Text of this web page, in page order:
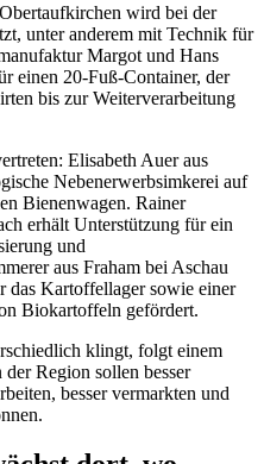
wird bei der
unter anderem mit Technik für
Margot und Hans
einen 20-Fuß-Container, der
bis zur Weiterverarbeitung
Elisabeth Auer aus
Nebenerwerbsimkerei auf
Bienenwagen. Rainer
erhält Unterstützung für ein
und
aus Fraham bei Aschau
das Kartoffellager sowie einer
Biokartoffeln gefördert.
klingt, folgt einem
Region sollen besser
besser vermarkten und